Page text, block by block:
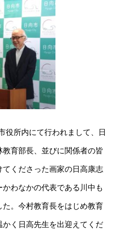
役所内にて行われまして、日
育部長、並びに関係者の皆
くださった画家の日高康志
わなかの代表である川中も
。今村教育長をはじめ教育
く日高先生を出迎えてくだ